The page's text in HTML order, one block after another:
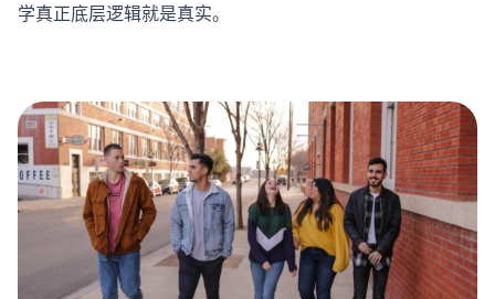
学真正底层逻辑就是真实。